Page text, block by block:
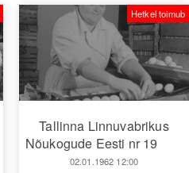
Tallinna Linnuvabrikus
Nõukogude Eesti nr 19
02.01.1962 12:00
Hetkel toimub